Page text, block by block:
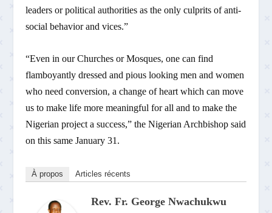
leaders or political authorities as the only culprits of anti-
social behavior and vices.”
“Even in our Churches or Mosques, one can find
flamboyantly dressed and pious looking men and women
who need conversion, a change of heart which can move
us to make life more meaningful for all and to make the
Nigerian project a success,” the Nigerian Archbishop said
on this same January 31.
À propos Articles récents
Rev. Fr. George Nwachukwu